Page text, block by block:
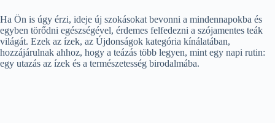
Ha Ön is úgy érzi, ideje új szokásokat bevonni a mindennapokba és
egyben törődni egészségével, érdemes felfedezni a szójamentes teák
világát. Ezek az ízek, az Újdonságok kategória kínálatában,
hozzájárulnak ahhoz, hogy a teázás több legyen, mint egy napi rutin:
egy utazás az ízek és a természetesség birodalmába.